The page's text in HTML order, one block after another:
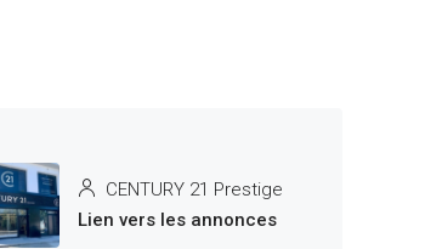
CENTURY 21 Prestige
Lien vers les annonces